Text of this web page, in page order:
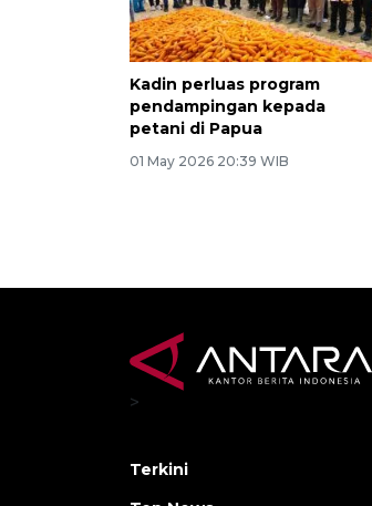
Kadin perluas program
pendampingan kepada
petani di Papua
01 May 2026 20:39 WIB
>
Terkini